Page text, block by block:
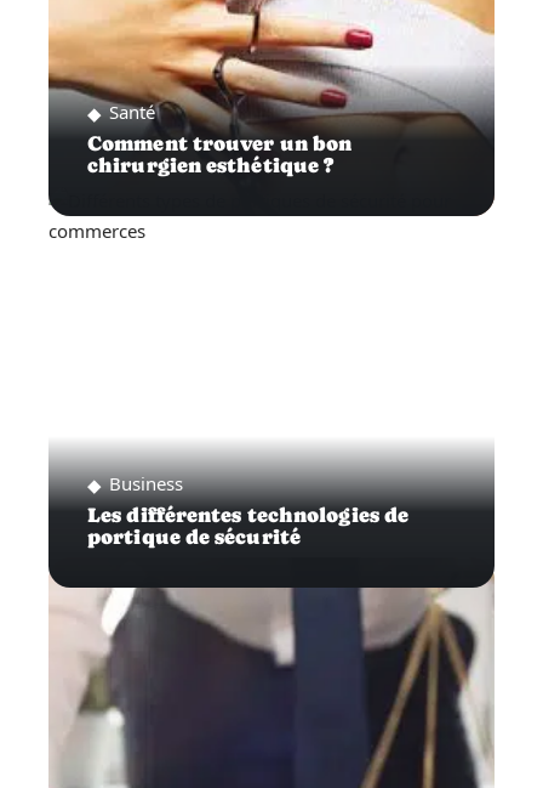
Santé
Comment trouver un bon
chirurgien esthétique ?
Business
Les différentes technologies de
portique de sécurité